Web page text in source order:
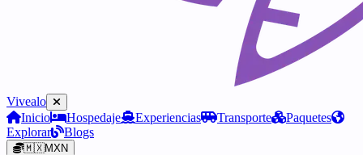
Vivealo
Inicio
Hospedaje Experiencias Transporte
Paquetes
Explorar
Blogs
🇲🇽MXN